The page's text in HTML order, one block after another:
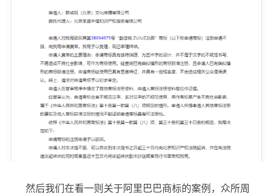
然后我们在看一则关于阿里巴巴商标的案例，众所周